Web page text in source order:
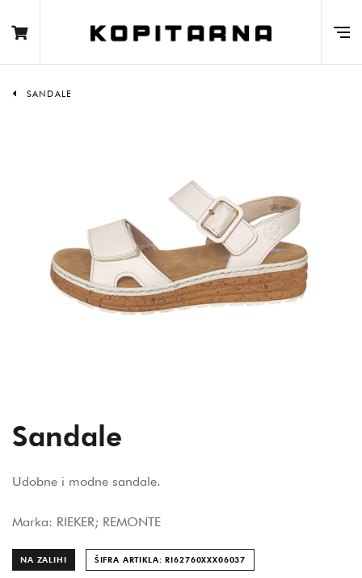
SANDALE
Sandale
Udobne i modne sandale.
Marka: RIEKER; REMONTE
NA ZALIHI ŠIFRA ARTIKLA: RI62760XXX06037